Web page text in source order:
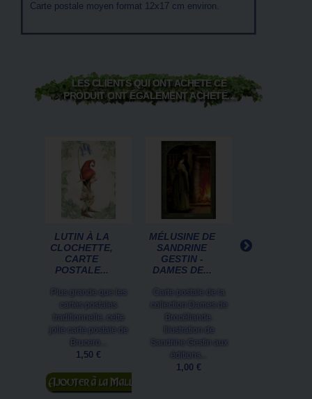
Carte postale moyen format 12x17 cm environ.
LES CLIENTS QUI ONT ACHETÉ CE
PRODUIT ONT ÉGALEMENT ACHETÉ...
LUTIN À LA
CLOCHETTE,
CARTE
POSTALE...
Plus grande que les
cartes postales
traditionnelle, cette
jolie carte postale de
Brucero...
1,50 €
Ajouter au
panier
MÉLUSINE DE
SANDRINE
GESTIN -
DAMES DE...
Carte postale de la
collection Dames de
Brocéliande.
Illustration de
Sandrine Gestin aux
éditions...
1,00 €